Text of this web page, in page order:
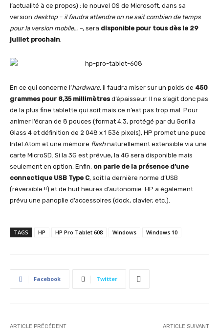
l’actualité à ce propos) : le nouvel OS de Microsoft, dans sa
version desktop – il faudra attendre on ne sait combien de temps
pour la version mobile… –, sera disponible pour tous dès le 29
juillet prochain.
En ce qui concerne l’hardware, il faudra miser sur un poids de 450
grammes pour 8,35 millimètresd’épaisseur. Il ne s’agit donc pas
de la plus fine tablette qui soit mais ce n’est pas trop mal. Pour
animer l’écran de 8 pouces (format 4:3, protégé par du Gorilla
Glass 4 et définition de 2 048 x 1 536 pixels), HP promet une puce
Intel Atom et une mémoire flash naturellement extensible via une
carte MicroSD. Si la 3G est prévue, la 4G sera disponible mais
seulement en option. Enfin, on parle de la présence d’une
connectique USB Type C, soit la dernière norme d’USB
(réversible !!) et de huit heures d’autonomie. HP a également
prévu une panoplie d’accessoires (dock, clavier, etc.).
TAGS HP HP Pro Tablet 608 Windows Windows 10
Facebook Twitter
ARTICLE PRÉCÉDENT ARTICLE SUIVANT